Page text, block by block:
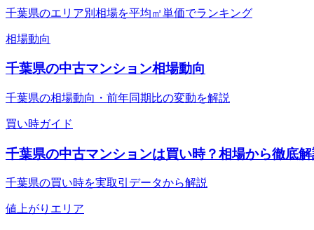
千葉県のエリア別相場を平均㎡単価でランキング
相場動向
千葉県の中古マンション相場動向
千葉県の相場動向・前年同期比の変動を解説
買い時ガイド
千葉県の中古マンションは買い時？相場から徹底
千葉県の買い時を実取引データから解説
値上がりエリア